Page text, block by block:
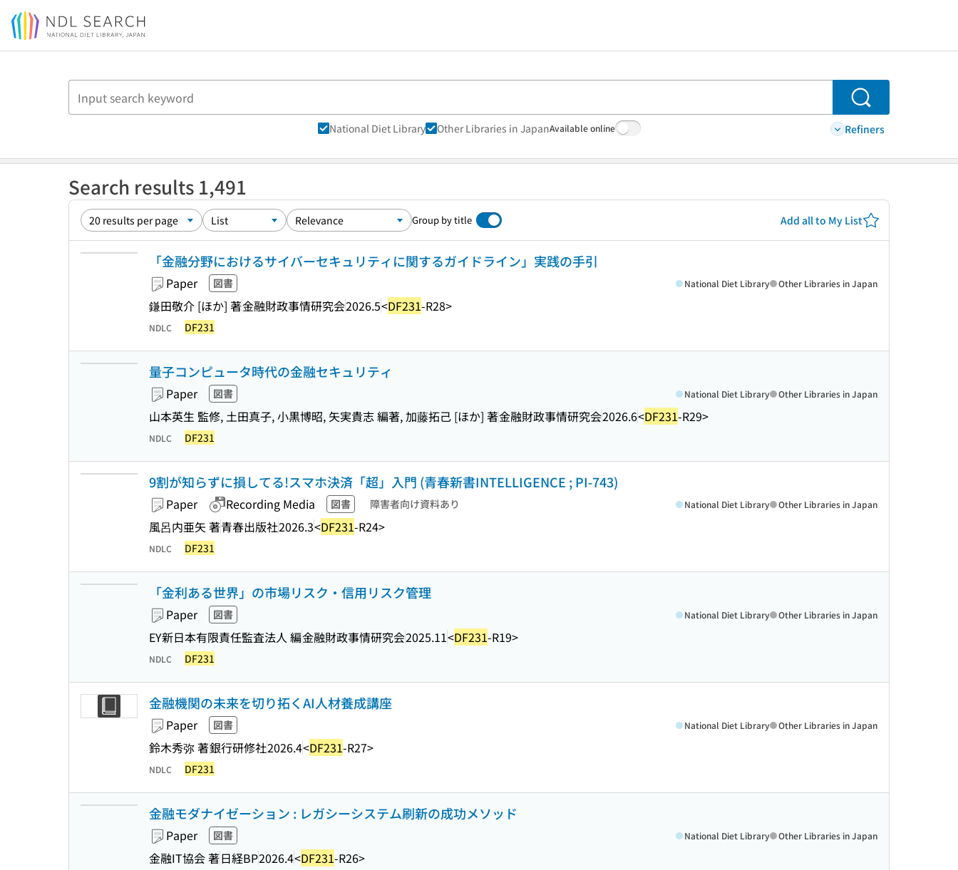
Jump to main content
Search
National Diet Library Other Libraries in JapanAvailable online Refiners
Search results 1,491
Group by title Add all to My List
「金融分野におけるサイバーセキュリティに関するガイドライン」実践の手引
Paper 図書
鎌田敬介 [ほか] 著金融財政事情研究会2026.5<DF231-R28>
National Diet Library Other Libraries in Japan
NDLC DF231
量子コンピュータ時代の金融セキュリティ
Paper 図書
山本英生 監修, 土田真子, 小黒博昭, 矢実貴志 編著, 加藤拓己 [ほか] 著金融財政事情研究会2026.6<DF231-R29>
National Diet Library Other Libraries in Japan
NDLC DF231
9割が知らずに損してる!スマホ決済「超」入門 (青春新書INTELLIGENCE ; PI-743)
Paper Recording Media 図書 障害者向け資料あり
風呂内亜矢 著青春出版社2026.3<DF231-R24>
National Diet Library Other Libraries in Japan
NDLC DF231
「金利ある世界」の市場リスク・信用リスク管理
Paper 図書
EY新日本有限責任監査法人 編金融財政事情研究会2025.11<DF231-R19>
National Diet Library Other Libraries in Japan
NDLC DF231
金融機関の未来を切り拓くAI人材養成講座
Paper 図書
鈴木秀弥 著銀行研修社2026.4<DF231-R27>
National Diet Library Other Libraries in Japan
NDLC DF231
金融モダナイゼーション : レガシーシステム刷新の成功メソッド
Paper 図書
金融IT協会 著日経BP2026.4<DF231-R26>
National Diet Library Other Libraries in Japan